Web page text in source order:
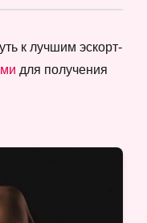
к лучшим эскорт-
для получения